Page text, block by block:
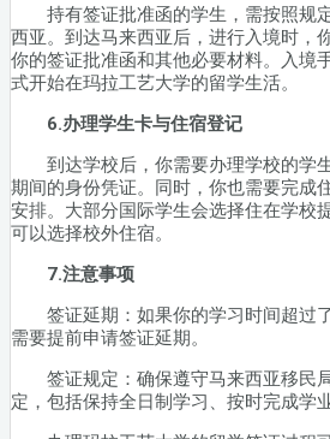
持有签证批准函的学生，需按照规
西亚。到达马来西亚后，进行入境时，
你的签证批准函和其他必要材料。入境
式开始在玛拉工艺大学的留学生活。
6.办理学生卡与住宿登记
到达学校后，你需要办理学校的学
期间的身份凭证。同时，你也需要完成
安排。大部分国际学生会选择住在学校
可以选择校外住宿。
7.注意事项
签证延期：如果你的学习时间超过
需要提前申请签证延期。
签证规定：确保遵守马来西亚移民
定，包括保持全日制学习、按时完成学业